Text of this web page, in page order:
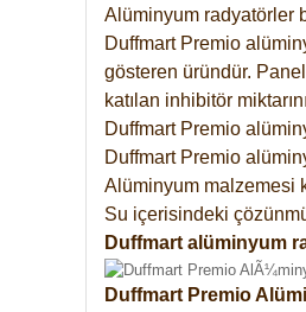
Alüminyum radyatörler
Duffmart Premio
gösteren üründür.
katılan inhibitör
Duffmart Premio
Duffmart Premio
Alüminyum malzemesi
Su içerisindeki
Duffmart alüminyum
Duffmart Premio